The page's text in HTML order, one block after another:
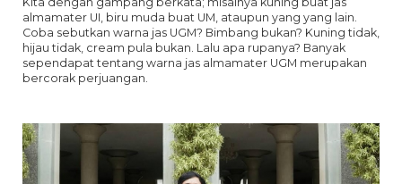
almamater UI, biru muda buat UM, ataupun yang yang lain.
Coba sebutkan warna jas UGM? Bimbang bukan? Kuning tidak,
hijau tidak, cream pula bukan. Lalu apa rupanya? Banyak
sependapat tentang warna jas almamater UGM merupakan
bercorak perjuangan.